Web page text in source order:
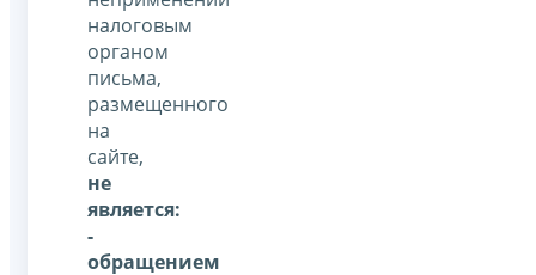
налоговым
органом
письма,
размещенного
на
сайте,
не
является:
-
обращением